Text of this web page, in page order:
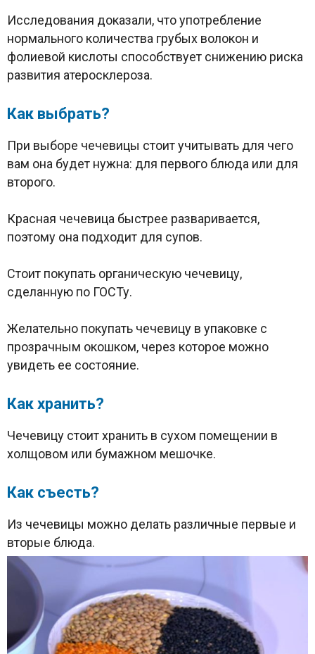
Исследования доказали, что употребление
нормального количества грубых волокон и
фолиевой кислоты способствует снижению риска
развития атеросклероза.
Как выбрать?
При выборе чечевицы стоит учитывать для чего
вам она будет нужна: для первого блюда или для
второго.
Красная чечевица быстрее разваривается,
поэтому она подходит для супов.
Стоит покупать органическую чечевицу,
сделанную по ГОСТу.
Желательно покупать чечевицу в упаковке с
прозрачным окошком, через которое можно
увидеть ее состояние.
Как хранить?
Чечевицу стоит хранить в сухом помещении в
холщовом или бумажном мешочке.
Как съесть?
Из чечевицы можно делать различные первые и
вторые блюда.